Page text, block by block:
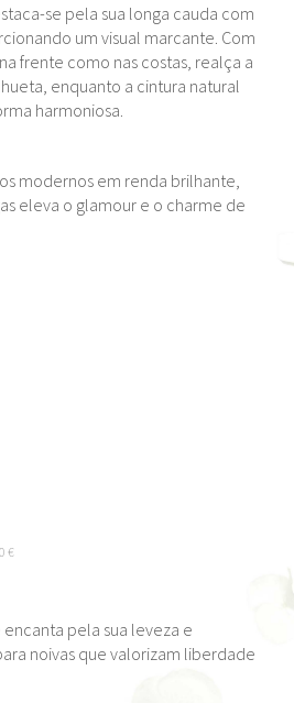
se pela sua longa cauda com
um visual marcante. Com
frente como nas costas, realça a
enquanto a cintura natural
harmoniosa.
modernos em renda brilhante,
eleva o glamour e o charme de
pela sua leveza e
noivas que valorizam liberdade